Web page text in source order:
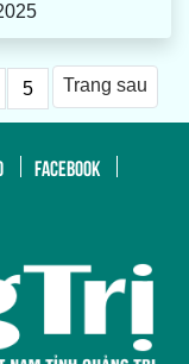
5 Trang sau
FACEBOOK